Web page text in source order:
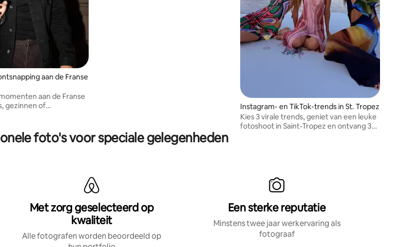
aan de Franse
aan de Franse
gezinnen of
of geheime
Instagram- en TikTok-trends in St. Tropez
Kies 3 virale trends, geniet van een leuke
fotoshoot in Saint-Tropez en ontvang 3
foto's voor speciale gelegenheden
Met zorg geselecteerd op
kwaliteit
Alle fotografen worden beoordeeld op
Een sterke reputatie
Minstens twee jaar werkervaring als
fotograaf